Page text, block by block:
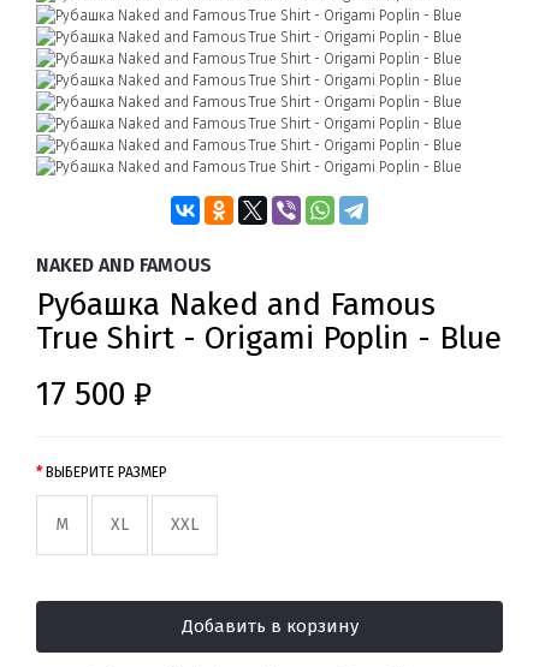
NAKED AND FAMOUS
Рубашка Naked and Famous
True Shirt - Origami Poplin - Blue
17 500 ₽
ВЫБЕРИТЕ РАЗМЕР
M XL XXL
Добавить в корзину